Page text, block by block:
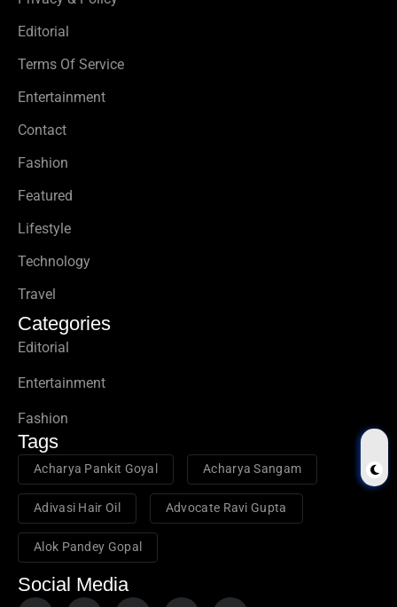
Editorial
Terms Of Service
Entertainment
Contact
Fashion
Featured
Lifestyle
Technology
Travel
Categories
Editorial
Entertainment
Fashion
Tags
Acharya Pankit Goyal Acharya Sangam
Adivasi Hair Oil Advocate Ravi Gupta
Alok Pandey Gopal
Social Media